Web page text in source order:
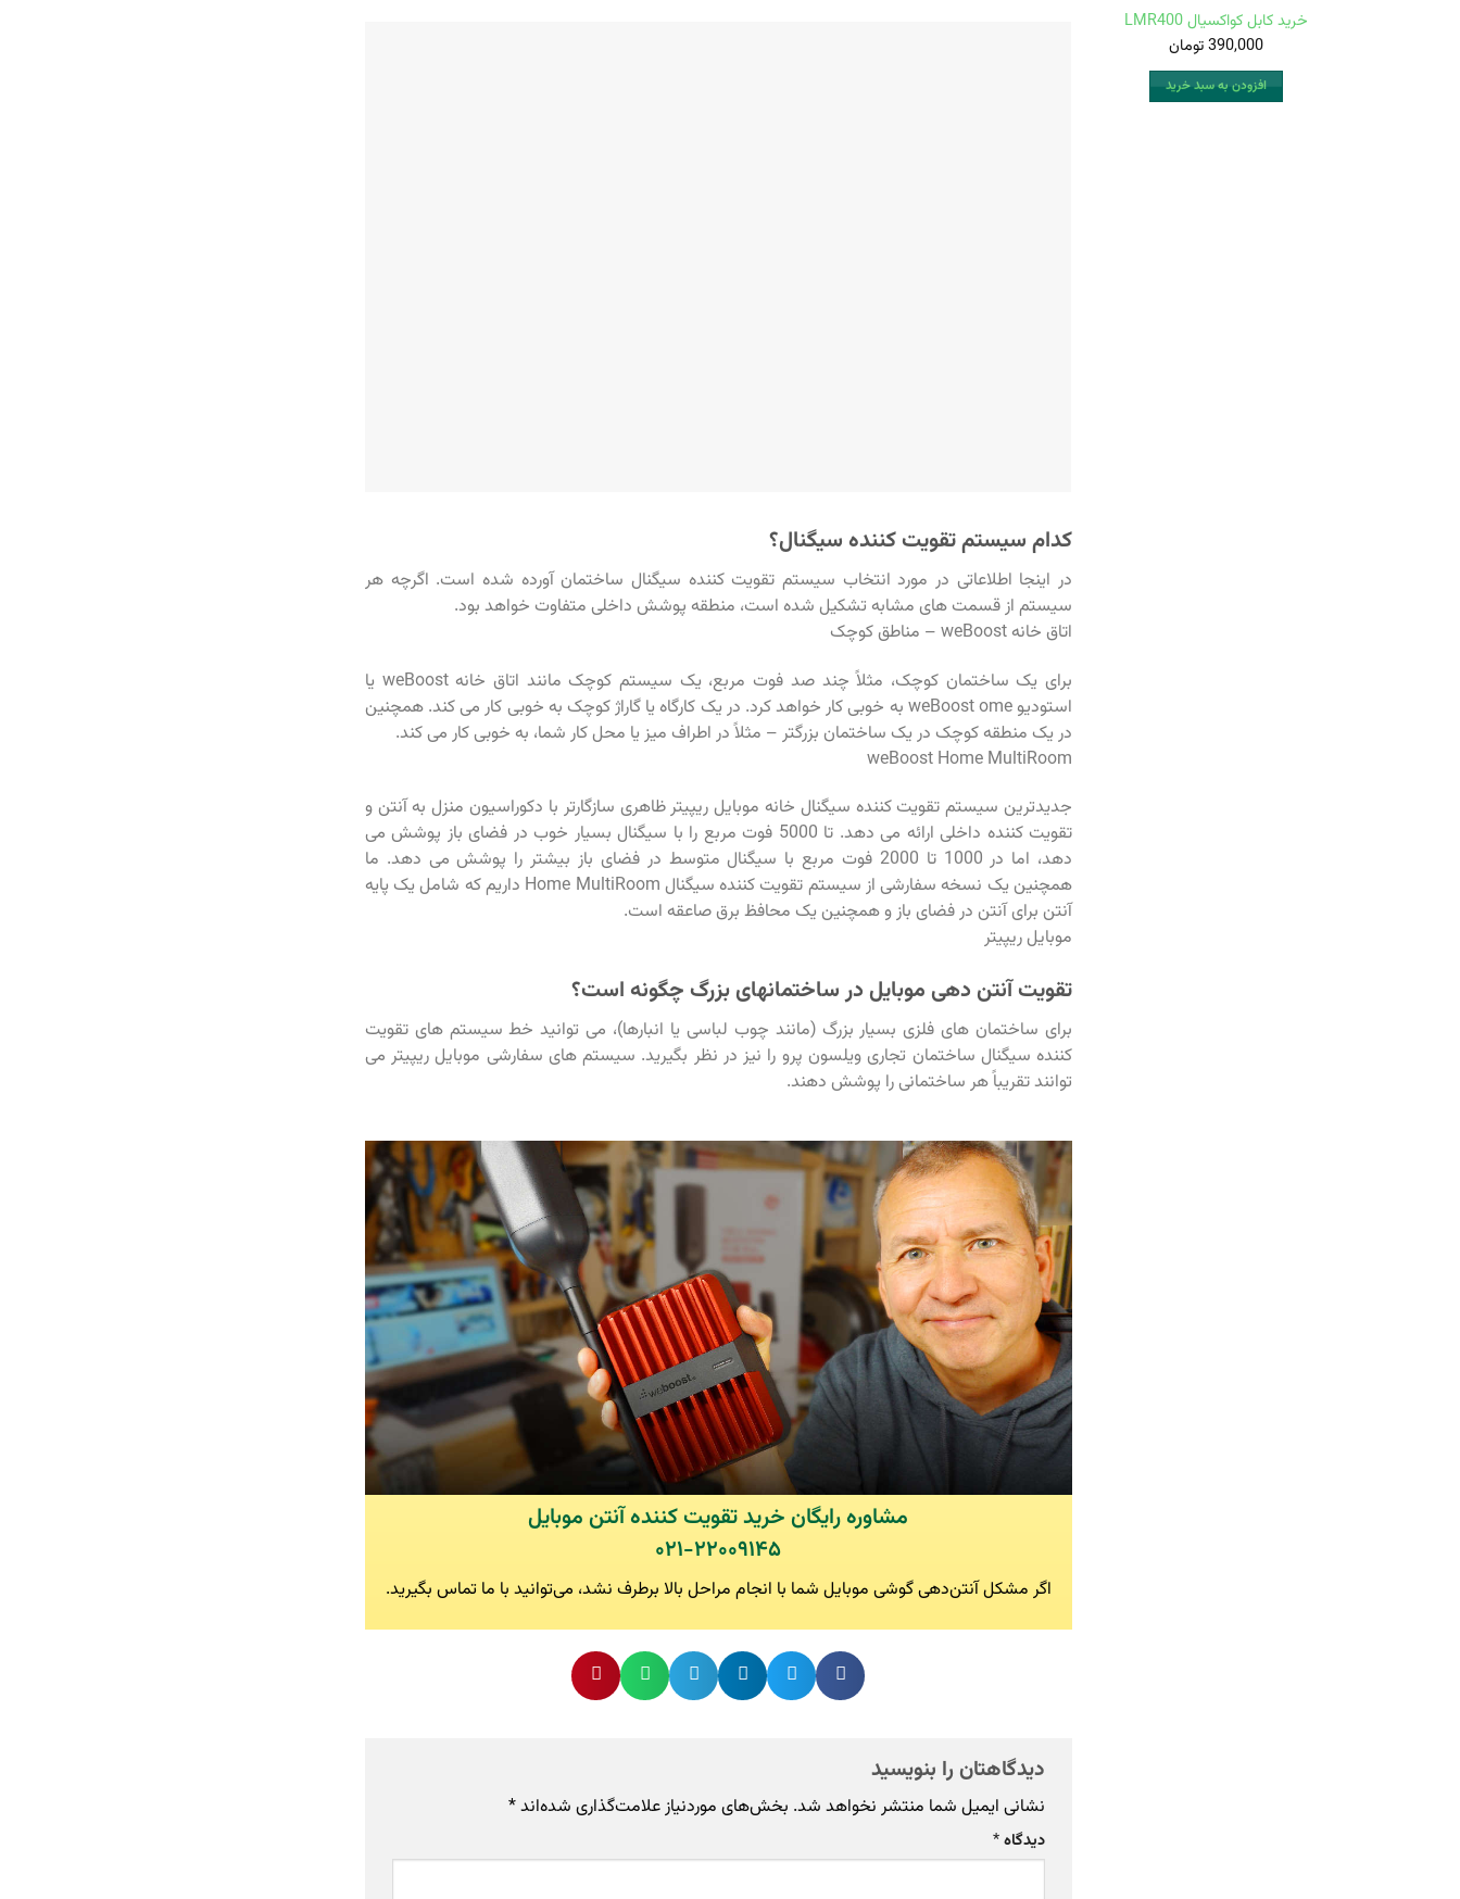
خرید کابل کواکسیال LMR400
390,000تومان
افزودن به سبد خرید
کدام سیستم تقویت کننده سیگنال؟
در اینجا اطلاعاتی در مورد انتخاب سیستم تقویت کننده سیگنال ساختمان آورده شده است. اگرچه هر
سیستم از قسمت های مشابه تشکیل شده است، منطقه پوشش داخلی متفاوت خواهد بود.
اتاق خانه weBoost – مناطق کوچک
برای یک ساختمان کوچک، مثلاً چند صد فوت مربع، یک سیستم کوچک مانند اتاق خانه weBoost یا
استودیو weBoost ome به خوبی کار خواهد کرد. در یک کارگاه یا گاراژ کوچک به خوبی کار می کند. همچنین
در یک منطقه کوچک در یک ساختمان بزرگتر – مثلاً در اطراف میز یا محل کار شما، به خوبی کار می کند.
weBoost Home MultiRoom
جدیدترین سیستم تقویت کننده سیگنال خانه موبایل ریپیتر ظاهری سازگارتر با دکوراسیون منزل به آنتن و
تقویت کننده داخلی ارائه می دهد. تا 5000 فوت مربع را با سیگنال بسیار خوب در فضای باز پوشش می
دهد، اما در 1000 تا 2000 فوت مربع با سیگنال متوسط ​​در فضای باز بیشتر را پوشش می دهد. ما
همچنین یک نسخه سفارشی از سیستم تقویت کننده سیگنال Home MultiRoom داریم که شامل یک پایه
آنتن برای آنتن در فضای باز و همچنین یک محافظ برق صاعقه است.
موبایل ریپیتر
تقویت آنتن دهی موبایل در ساختمانهای بزرگ چگونه است؟
برای ساختمان های فلزی بسیار بزرگ (مانند چوب لباسی یا انبارها)، می توانید خط سیستم های تقویت
کننده سیگنال ساختمان تجاری ویلسون پرو را نیز در نظر بگیرید. سیستم های سفارشی موبایل ریپیتر می
توانند تقریباً هر ساختمانی را پوشش دهند.
مشاوره رایگان خرید تقویت کننده آنتن موبایل
۰۲۱-۲۲۰۰۹۱۴۵
اگر مشکل آنتن‌دهی گوشی موبایل شما با انجام مراحل بالا برطرف نشد، می‌توانید با ما تماس بگیرید.
دیدگاهتان را بنویسید
نشانی ایمیل شما منتشر نخواهد شد. بخش‌های موردنیاز علامت‌گذاری شده‌اند*
دیدگاه*